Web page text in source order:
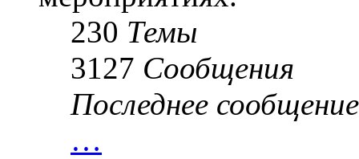
230 Темы
3127 Сообщения
Последнее сообщение
…